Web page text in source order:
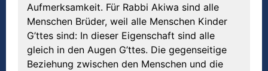
Aufmerksamkeit. Für Rabbi Akiwa sind alle
Menschen Brüder, weil alle Menschen Kinder
G’ttes sind: In dieser Eigenschaft sind alle
gleich in den Augen G’ttes. Die gegenseitige
Beziehung zwischen den Menschen und die